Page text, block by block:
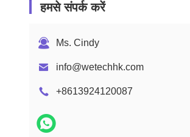
हमसे संपर्क करें
Ms. Cindy
info@wetechhk.com
+8613924120087